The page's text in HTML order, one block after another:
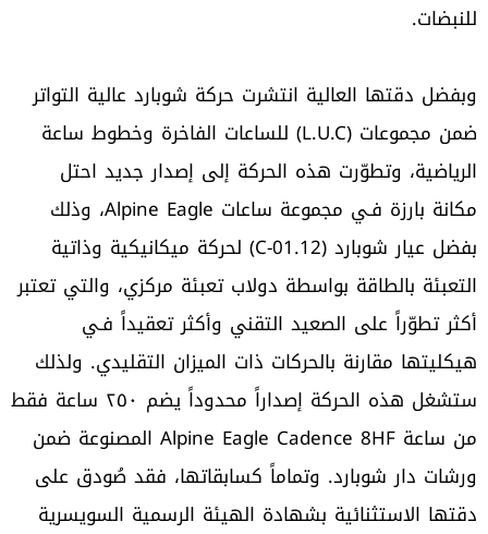
للنبضات.
وبفضل دقتها العالية انتشرت حركة شوبارد عالية التواتر
ضمن مجموعات (L.U.C) للساعات الفاخرة وخطوط ساعة
الرياضية، وتطوّرت هذه الحركة إلى إصدار جديد احتل
مكانة بارزة فـي مجموعة ساعات Alpine Eagle، وذلك
بفضل عيار شوبارد (01.12-C) لحركة ميكانيكية وذاتية
التعبئة بالطاقة بواسطة دولاب تعبئة مركزي، والتي تعتبر
أكثر تطوّراً على الصعيد التقني وأكثر تعقيداً فـي
هيكليتها مقارنة بالحركات ذات الميزان التقليدي. ولذلك
ستشغل هذه الحركة إصداراً محدوداً يضم ٢٥٠ ساعة فقط
من ساعة Alpine Eagle Cadence 8HF المصنوعة ضمن
ورشات دار شوبارد. وتماماً كسابقاتها، فقد صُودق على
دقتها الاستثنائية بشهادة الهيئة الرسمية السويسرية